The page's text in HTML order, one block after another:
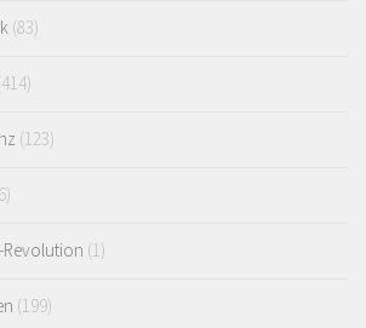
(83)
(123)
(1)
(199)